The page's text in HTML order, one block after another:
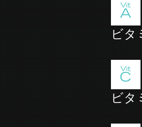
ビタ
ビタ